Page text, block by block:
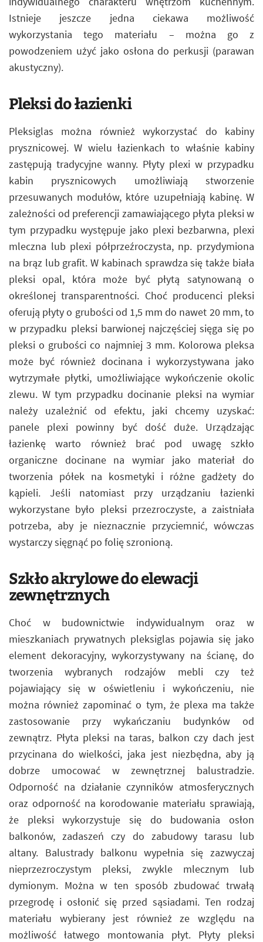
Istnieje jeszcze jedna ciekawa możliwość
wykorzystania tego materiału – można go z
powodzeniem użyć jako osłona do perkusji (parawan
akustyczny).
Pleksi do łazienki
Pleksiglas można również wykorzystać do kabiny
prysznicowej. W wielu łazienkach to właśnie kabiny
zastępują tradycyjne wanny. Płyty plexi w przypadku
kabin prysznicowych umożliwiają stworzenie
przesuwanych modułów, które uzupełniają kabinę. W
zależności od preferencji zamawiającego płyta pleksi w
tym przypadku występuje jako plexi bezbarwna, plexi
mleczna lub plexi półprzeźroczysta, np. przydymiona
na brąz lub grafit. W kabinach sprawdza się także biała
pleksi opal, która może być płytą satynowaną o
określonej transparentności. Choć producenci pleksi
oferują płyty o grubości od 1,5 mm do nawet 20 mm, to
w przypadku pleksi barwionej najczęściej sięga się po
pleksi o grubości co najmniej 3 mm. Kolorowa pleksa
może być również docinana i wykorzystywana jako
wytrzymałe płytki, umożliwiające wykończenie okolic
zlewu. W tym przypadku docinanie pleksi na wymiar
należy uzależnić od efektu, jaki chcemy uzyskać:
panele plexi powinny być dość duże. Urządzając
łazienkę warto również brać pod uwagę szkło
organiczne docinane na wymiar jako materiał do
tworzenia półek na kosmetyki i różne gadżety do
kąpieli. Jeśli natomiast przy urządzaniu łazienki
wykorzystane było pleksi przezroczyste, a zaistniała
potrzeba, aby je nieznacznie przyciemnić, wówczas
wystarczy sięgnąć po folię szronioną.
Szkło akrylowe do elewacji
zewnętrznych
Choć w budownictwie indywidualnym oraz w
mieszkaniach prywatnych pleksiglas pojawia się jako
element dekoracyjny, wykorzystywany na ścianę, do
tworzenia wybranych rodzajów mebli czy też
pojawiający się w oświetleniu i wykończeniu, nie
można również zapominać o tym, że plexa ma także
zastosowanie przy wykańczaniu budynków od
zewnątrz. Płyta pleksi na taras, balkon czy dach jest
przycinana do wielkości, jaka jest niezbędna, aby ją
dobrze umocować w zewnętrznej balustradzie.
Odporność na działanie czynników atmosferycznych
oraz odporność na korodowanie materiału sprawiają,
że pleksi wykorzystuje się do budowania osłon
balkonów, zadaszeń czy do zabudowy tarasu lub
altany. Balustrady balkonu wypełnia się zazwyczaj
nieprzezroczystym pleksi, zwykle mlecznym lub
dymionym. Można w ten sposób zbudować trwałą
przegrodę i osłonić się przed sąsiadami. Ten rodzaj
materiału wybierany jest również ze względu na
możliwość łatwego montowania płyt. Płyty pleksi